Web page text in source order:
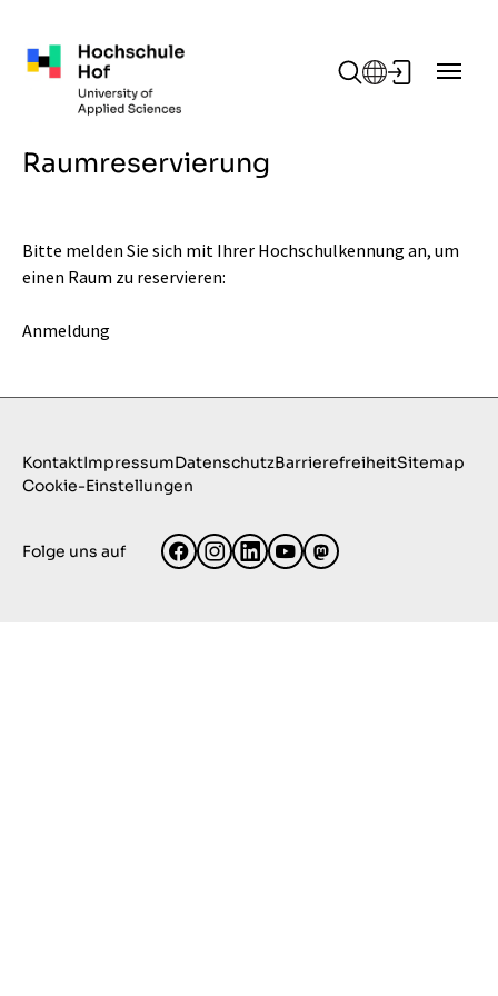
Raumreservierung
Bitte melden Sie sich mit Ihrer Hochschulkennung an, um
einen Raum zu reservieren:
Anmeldung
KontaktImpressumDatenschutzBarrierefreiheitSitemap
Cookie-Einstellungen
Folge uns auf